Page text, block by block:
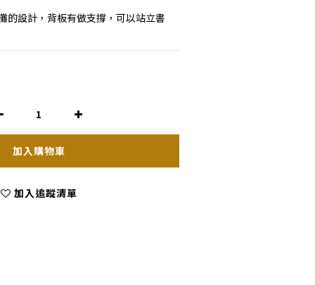
的設計，背板有做支撐，可以站立書
加入購物車
加入追蹤清單